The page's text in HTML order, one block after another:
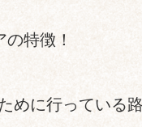
特徴！
めに行っている